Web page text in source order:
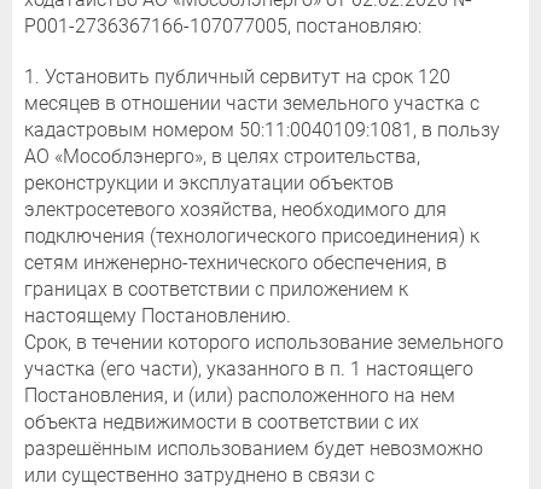
P001-2736367166-107077005, постановляю:
1. Установить публичный сервитут на срок 120
месяцев в отношении части земельного участка с
кадастровым номером 50:11:0040109:1081, в пользу
АО «Мособлэнерго», в целях строительства,
реконструкции и эксплуатации объектов
электросетевого хозяйства, необходимого для
подключения (технологического присоединения) к
сетям инженерно-технического обеспечения, в
границах в соответствии с приложением к
настоящему Постановлению.
Срок, в течении которого использование земельного
участка (его части), указанного в п. 1 настоящего
Постановления, и (или) расположенного на нем
объекта недвижимости в соответствии с их
разрешённым использованием будет невозможно
или существенно затруднено в связи с